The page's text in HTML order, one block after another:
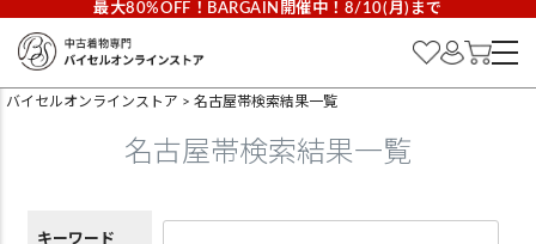
最大80%OFF！BARGAIN開催中！8/10(月)まで
バイセルオンラインストア 名古屋帯検索結果一覧
名古屋帯検索結果一覧
キーワード